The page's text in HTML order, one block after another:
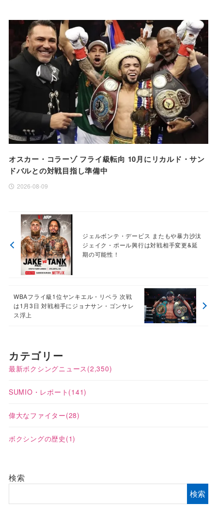
オスカー・コラーゾ フライ級転向 10月にリカルド・サン
ドバルとの対戦目指し準備中
2026-08-09
ジェルボンテ・デービス またもや暴力沙汰
ジェイク・ポール興行は対戦相手変更&延
期の可能性！
WBAフライ級1位ヤンキエル・リベラ 次戦
は1月3日 対戦相手にジョナサン・ゴンサレ
ス浮上
カテゴリー
最新ボクシングニュース (2,350)
SUMIO・レポート (141)
偉大なファイター(28)
ボクシングの歴史 (1)
検索
検索